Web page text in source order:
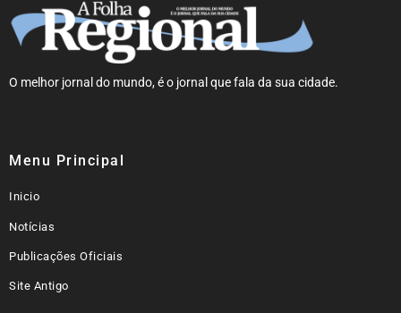
O melhor jornal do mundo, é o jornal que fala da sua cidade.
Menu Principal
Inicio
Notícias
Publicações Oficiais
Site Antigo